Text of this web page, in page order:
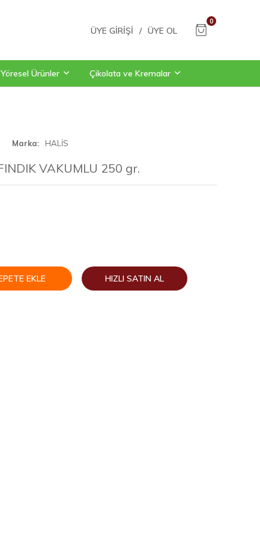
ÜYE GIRIŞI / ÜYE OL
0
Ürünler Çikolata ve Kremalar
Marka HALİS
VAKUMLU 250 gr.
EKLE HIZLI SATIN AL